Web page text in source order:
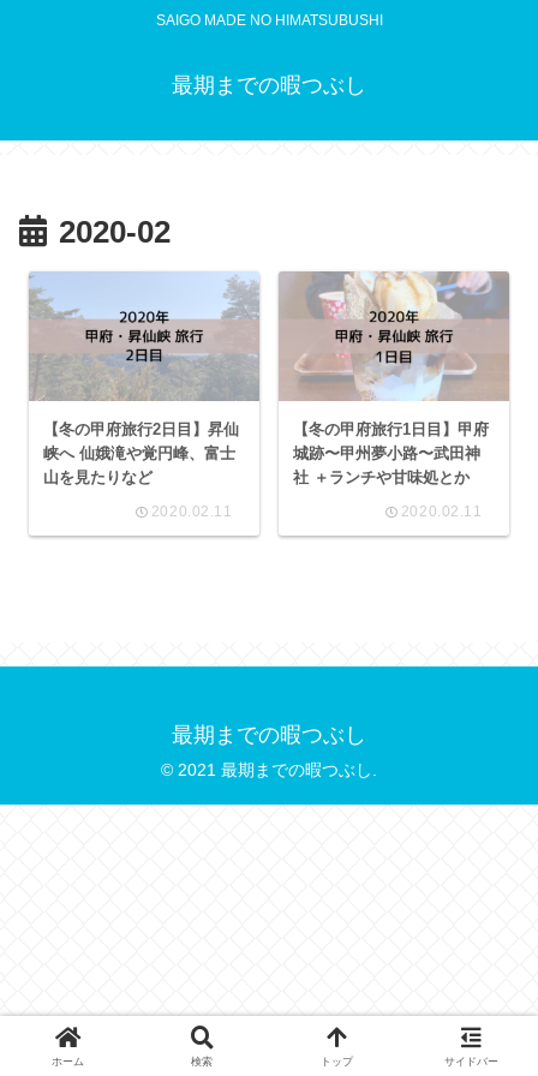
SAIGO MADE NO HIMATSUBUSHI
最期までの暇つぶし
2020-02
【冬の甲府旅行2日目】昇仙
峡へ 仙娥滝や覚円峰、富士
山を見たりなど
2020.02.11
【冬の甲府旅行1日目】甲府
城跡〜甲州夢小路〜武田神
社 ＋ランチや甘味処とか
2020.02.11
最期までの暇つぶし
© 2021 最期までの暇つぶし.
ホーム 検索 トップ サイドバー